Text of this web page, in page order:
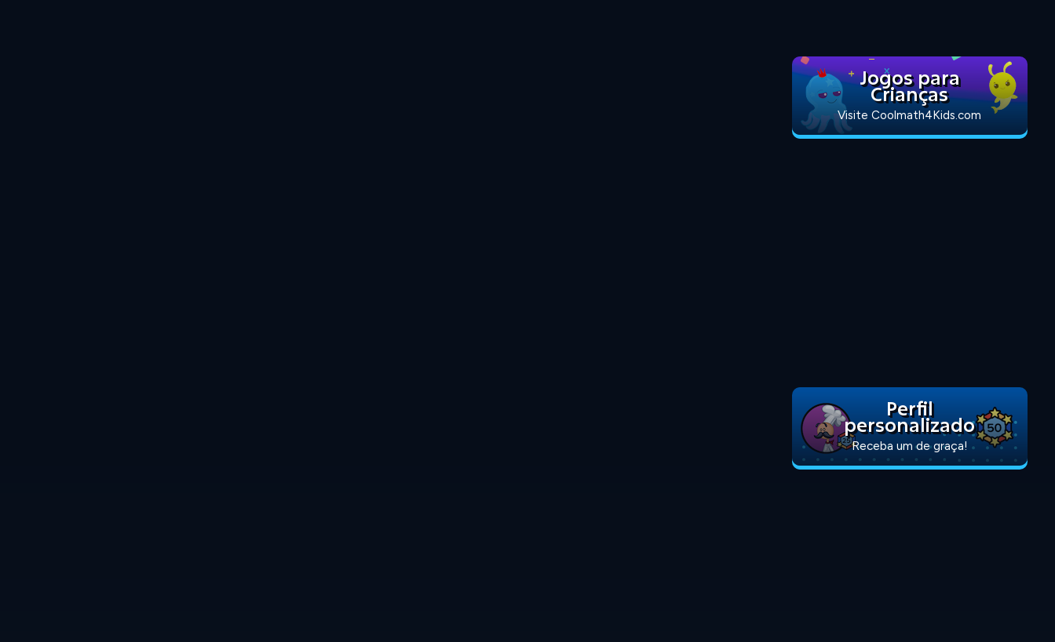
Jogos para
Crianças
Visite Coolmath4Kids.com
Perfil
personalizado
Receba um de graça!